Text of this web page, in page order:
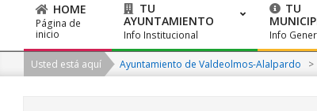
Primary
Navigation
Menu
HOME
Página de
inicio
TU
AYUNTAMIENTO
Info Institucional
TU
Info
Usted está aquí Ayuntamiento de Valdeolmos-Alalpardo >